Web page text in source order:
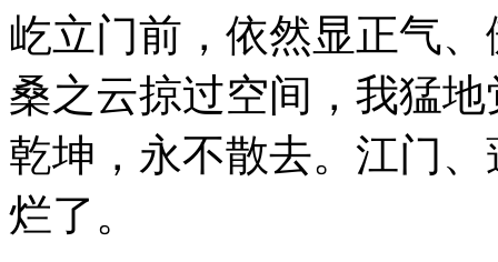
屹立门前，依然显正气
桑之云掠过空间，我猛
乾坤，永不散去。江门
烂了。